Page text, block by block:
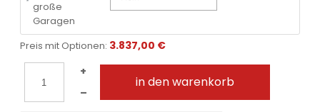
große
Garagen
Preis mit Optionen: 3.837,00 €
+
–
in den warenkorb